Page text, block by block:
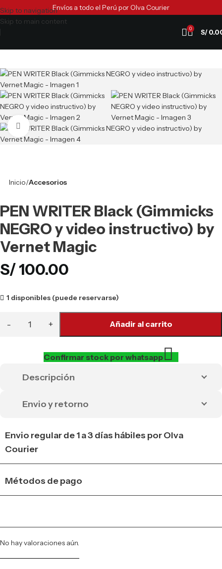
Skip to navigation
Skip to main content
Envíos a todo el Perú por Olva Courier
0 S/
Clic para ampliar
Inicio Accesorios
PEN WRITER Black (Gimmicks
NEGRO y video instructivo) by
Vernet Magic
S/100.00
1 disponibles (puede reservarse)
Añadir al carrito
Confirmar stock por whatsapp
Descripción
Envio y retorno
Envio regular de 1 a 3 días hábiles por Olva
Courier
Métodos de pago
No hay valoraciones aún.